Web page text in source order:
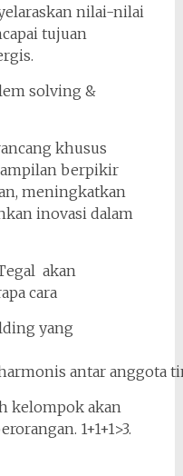
nilai-nilai
tujuan
solving &
khusus
berpikir
meningkatkan
inovasi dalam
akan
cara
yang
antar anggota
kelompok akan
1+1+1>3.